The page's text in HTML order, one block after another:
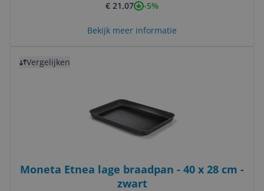
€ 21,07
-5%
Bekijk meer informatie
Vergelijken
Moneta Etnea lage braadpan - 40 x 28 cm -
zwart